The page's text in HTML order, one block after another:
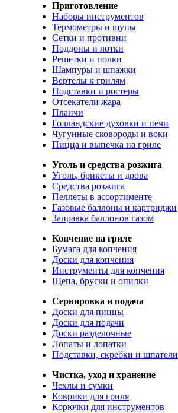
Приготовление
Наборы инструментов
Термометры и щупы
Сетки и противни
Поддоны и лотки
Решетки и полки
Шампуры и шпажки
Вертелы к грилям
Подставки и ростеры
Отсекатели жара
Планчи
Голландские духовки и печи
Чугунные сковороды и воки
Пицца и выпечка на гриле
Уголь и средства розжига
Уголь, брикеты и дрова
Средства розжига
Пеллеты в ассортименте
Газовые баллоны и картриджи
Заправка баллонов газом
Копчение на гриле
Бумага для копчения
Доски для копчения
Инструменты для копчения
Щепа, бруски и опилки
Сервировка и подача
Доски для пиццы
Доски для подачи
Доски разделочные
Лопаты и лопатки
Подставки, скребки и шпатели
Чистка, уход и хранение
Чехлы и сумки
Коврики для гриля
Корючки для инструментов